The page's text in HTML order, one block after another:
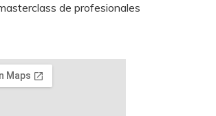
de profesionales